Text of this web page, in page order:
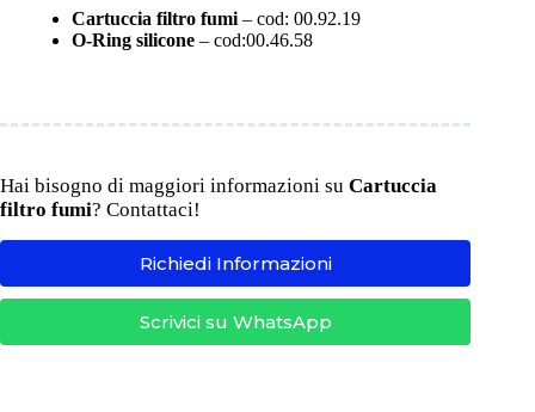
Cartuccia filtro fumi – cod: 00.92.19
O-Ring silicone – cod:00.46.58
Hai bisogno di maggiori informazioni su Cartuccia
filtro fumi? Contattaci!
Richiedi Informazioni
Scrivici su WhatsApp